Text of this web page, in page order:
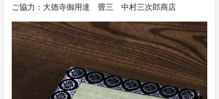
ご協力：大徳寺御用達 畳三 中村三次郎商店